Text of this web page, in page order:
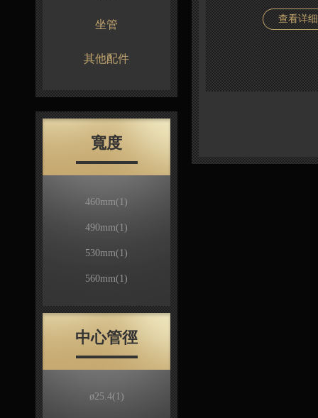
坐管
其他配件
寬度
460mm(1)
490mm(1)
530mm(1)
560mm(1)
中心管徑
ø25.4(1)
查看详细